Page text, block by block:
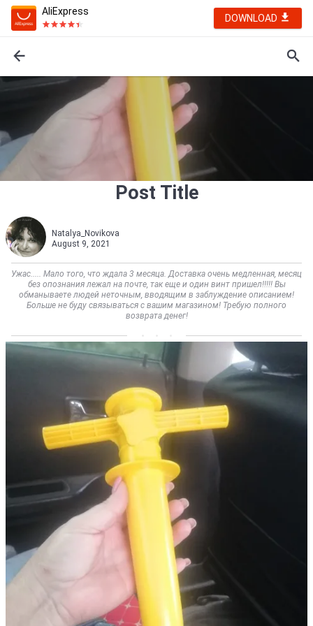
AliExpress
DOWNLOAD
Post Title
Natalya_Novikova
August 9, 2021
Ужас..... Мало того, что ждала 3 месяца. Доставка очень медленная, месяц
без опознания лежал на почте, так еще и один винт пришел!!!!! Вы
обманываете людей неточным, вводящим в заблуждение описанием!
Больше не буду связываться с вашим магазином! Требую полного
возврата денег!